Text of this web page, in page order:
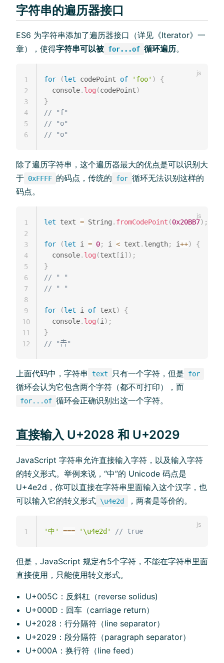
字符串的遍历器接口
ES6 为字符串添加了遍历器接口（详见《Iterator》一
章），使得字符串可以被 for...of 循环遍历。
for (let codePoint of 'foo' )
{
  console
. log (codePoint)
}
// "f"
// "o"
// "o"
1
2
3
4
5
6
除了遍历字符串，这个遍历器最大的优点是可以识别大
于 0xFFFF 的码点，传统的 for 循环无法识别这样的
码点。
let text = String . fromCodePoint (0x20BB7) ;
for (let i = 0; i < text . length; i++)
{
  console
. log (text [i] ) ;
}
// " "
// " "
for (let i of text)
{
  console
. log (i) ;
}
// "𠮷"
1
2
3
4
5
6
7
8
9
10
11
12
上面代码中，字符串 text 只有一个字符，但是 for
循环会认为它包含两个字符（都不可打印），而
for...of 循环会正确识别出这一个字符。
直接输入 U+2028 和 U+2029
JavaScript 字符串允许直接输入字符，以及输入字符
的转义形式。举例来说，“中”的 Unicode 码点是
U+4e2d，你可以直接在字符串里面输入这个汉字，也
可以输入它的转义形式 \u4e2d ，两者是等价的。
'中' === '\u4e2d' // true
1
但是，JavaScript 规定有5个字符，不能在字符串里面
直接使用，只能使用转义形式。
U+005C：反斜杠（reverse solidus)
U+000D：回车（carriage return）
U+2028：行分隔符（line separator）
U+2029：段分隔符（paragraph separator）
U+000A：换行符（line feed）